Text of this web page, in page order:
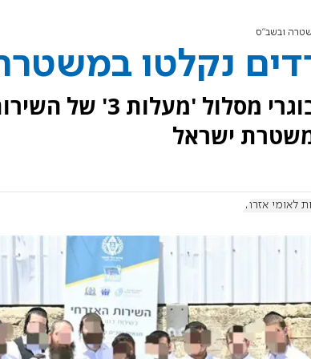
ובשב"ס
נקלטו
למעלה מ-40 חרדים בוגרי
ישראל
לאומי אזרחי